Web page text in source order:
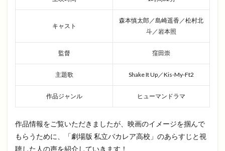
キャスト
森本慎太郎／島崎遥香／松村北
斗／岩本照
監督 窪田崇
主題歌 Shake It Up／Kis-My-Ft2
作品ジャンル ヒューマンドラマ
作品情報をご覧いただきましたが、映画のイメージを掴んで
もらうために、「劇場版 私立バカレア高校」のあらすじと視
聴した人の声を紹介していきます！